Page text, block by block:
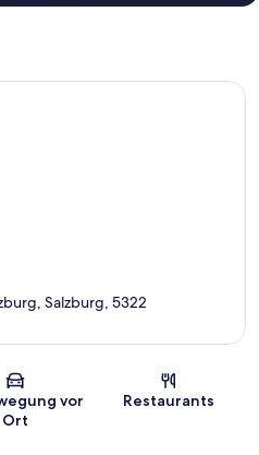
Karte
Salzburg, 5322
vor
Ort
Restaurants